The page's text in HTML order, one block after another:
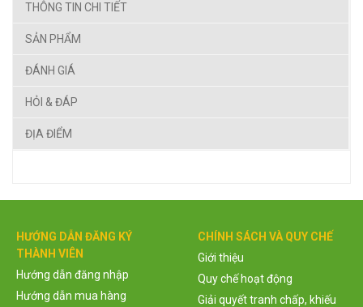
THÔNG TIN CHI TIẾT
SẢN PHẨM
ĐÁNH GIÁ
HỎI & ĐÁP
ĐỊA ĐIỂM
HƯỚNG DẪN ĐĂNG KÝ
THÀNH VIÊN
Hướng dẫn đăng nhập
Hướng dẫn mua hàng
CHÍNH SÁCH VÀ QUY CHẾ
Giới thiệu
Quy chế hoạt động
Giải quyết tranh chấp, khiếu